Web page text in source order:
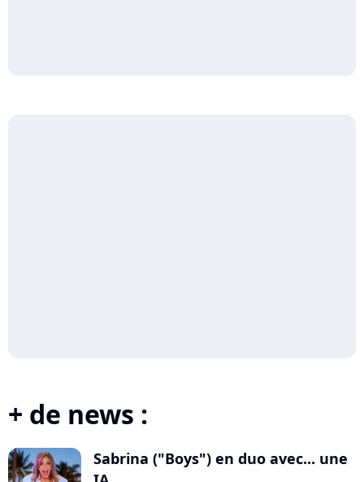
+ de news :
Sabrina ("Boys") en duo avec... une